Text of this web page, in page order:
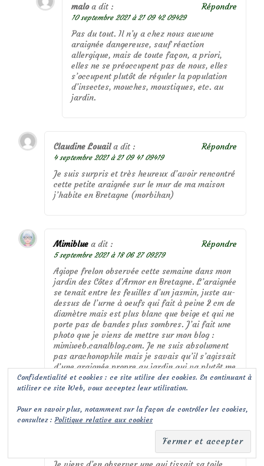
malo a dit :
10 septembre 2021 à 21 09 42 09429
Pas du tout. Il n’y a chez nous aucune
araignée dangereuse, sauf réaction
allergique, mais de toute façon, a priori,
elles ne se préoccupent pas de nous, elles
s’occupent plutôt de réguler la population
d’insectes, mouches, moustiques, etc. au
jardin.
Répondre
Claudine Louail a dit :
4 septembre 2021 à 21 09 41 09419
Je suis surpris et très heureux d’avoir rencontré
cette petite araignée sur le mur de ma maison
j’habite en Bretagne (morbihan)
Répondre
Mimiblue a dit :
5 septembre 2021 à 18 06 27 09279
Agiope frelon observée cette semaine dans mon
jardin des Côtes d’Armor en Bretagne. L’araignée
se tenait entre les feuilles d’un jasmin, juste au-
dessus de l’urne à oeufs qui fait à peine 2 cm de
diamètre mais est plus blanc que beige et qui ne
porte pas de bandes plus sombres. J’ai fait une
photo que je viens de mettre sur mon blog :
mimiweb.canalblog.com. Je ne suis absolument
pas arachonophile mais je savais qu’il s’agissait
d’une araignée propre au jardin qui va plutôt me
débarrasser de guêpes et de mouches que me
gêner.
Répondre
Répondre
Confidentialité et cookies : ce site utilise des cookies. En continuant à
utiliser ce site Web, vous acceptez leur utilisation.
Pour en savoir plus, notamment sur la façon de contrôler les cookies,
consultez :Politique relative aux cookies